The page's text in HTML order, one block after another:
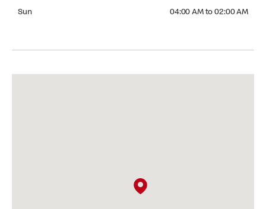
Sun 04:00 AM to 02:00 AM